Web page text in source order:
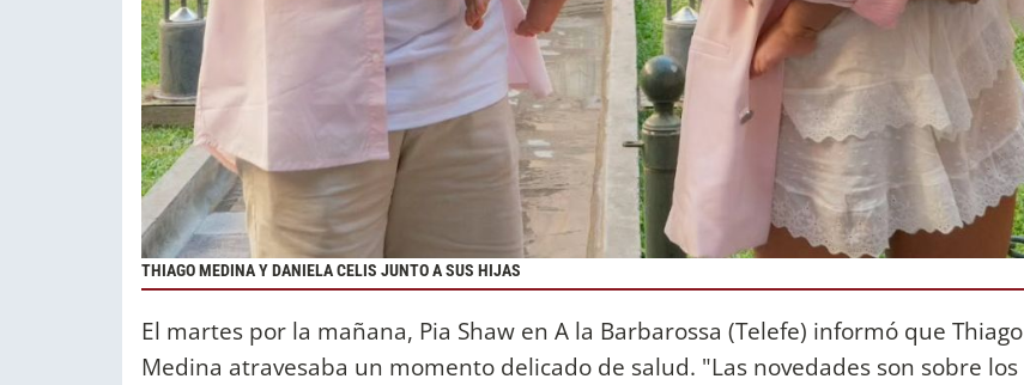
THIAGO MEDINA Y DANIELA CELIS JUNTO A SUS HIJAS
El martes por la mañana, Pia Shaw en A la Barbarossa (Telefe) informó que Thiago
Medina atravesaba un momento delicado de salud. "Las novedades son sobre los